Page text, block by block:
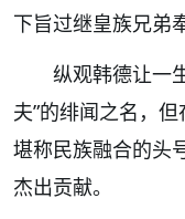
下旨过继皇族兄弟
纵观韩德让一
夫”的绯闻之名，
堪称民族融合的头
杰出贡献。